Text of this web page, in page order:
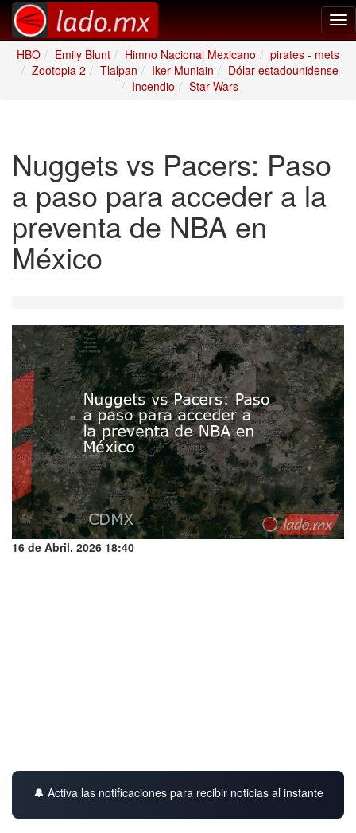
HBO
Emily Blunt Himno Nacional Mexicano
pirates - mets
Zootopia 2
Tlalpan Iker Muniain
Dólar estadounidense
Incendio
Star Wars
Nuggets vs Pacers: Paso
a paso para acceder a la
preventa de NBA en
México
16 de Abril, 2026 18:40
🔔 Activa las notificaciones para recibir noticias al instante